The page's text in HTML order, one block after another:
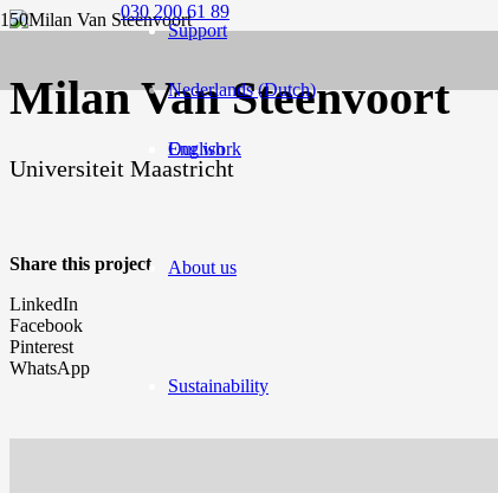
030 200 61 89
Nederlands(Dutch)
English
Support
Our work
About us
Sustainability
Milan Van Steenvoort
Universiteit Maastricht
Share this project
LinkedIn
Facebook
Pinterest
WhatsApp